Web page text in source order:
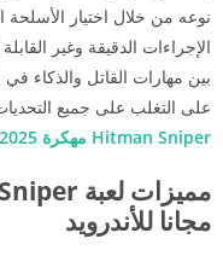
نوعه من خلال اختيار الأسلحة
الإجراءات الدقيقة وغير
بين مهارات القاتل والذكاء في
على التغلب على جميع
Hitman Sniper مهكرة 2025
مجانا للأندرويد